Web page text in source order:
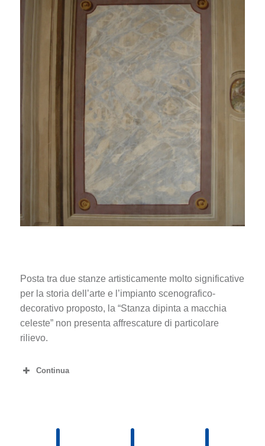
Posta tra due stanze artisticamente molto significative
per la storia dell’arte e l’impianto scenografico-
decorativo proposto, la “Stanza dipinta a macchia
celeste” non presenta affrescature di particolare
rilievo.
Continua